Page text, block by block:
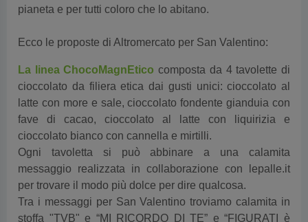
pianeta e per tutti coloro che lo abitano.
Ecco le proposte di Altromercato per San Valentino:
La linea ChocoMagnEtico composta da 4 tavolette di
cioccolato da filiera etica dai gusti unici: cioccolato al
latte con more e sale, cioccolato fondente gianduia con
fave di cacao, cioccolato al latte con liquirizia e
cioccolato bianco con cannella e mirtilli.
Ogni tavoletta si può abbinare a una calamita
messaggio realizzata in collaborazione con lepalle.it
per trovare il modo più dolce per dire qualcosa.
Tra i messaggi per San Valentino troviamocalamita in
stoffa "TVB" e “MI RICORDO DI TE” e “FIGURATI è